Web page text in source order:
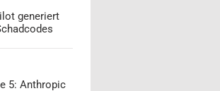
generiert
5: Anthropic